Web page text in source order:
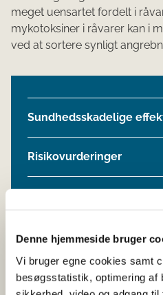
Denne hjemmeside bruger
Vi bruger egne cookies samt
besøgsstatistik, optimering af
meget uensartet fordelt i
mykotoksiner i råvarer kan i
ved at sortere synligt
Sundhedsskadelige
Risikovurderinger
GMP
Råvarer